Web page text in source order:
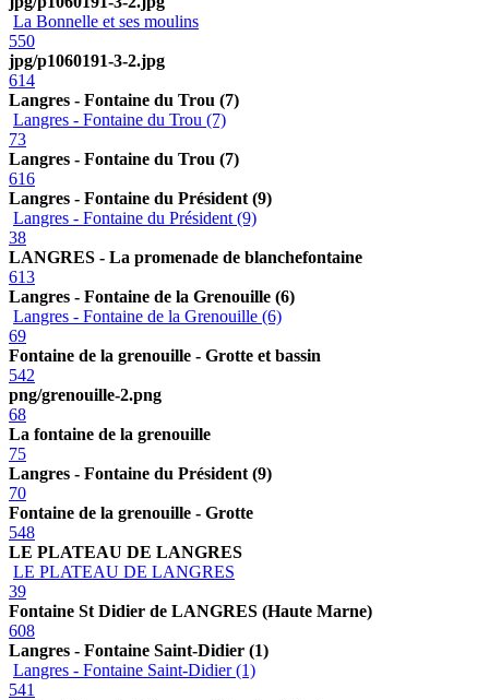
La Bonnelle et ses moulins
550
jpg/p1060191-3-2.jpg
614
Langres - Fontaine du Trou (7)
Langres - Fontaine du Trou (7)
73
Langres - Fontaine du Trou (7)
616
Langres - Fontaine du Président (9)
Langres - Fontaine du Président (9)
38
LANGRES - La promenade de blanchefontaine
613
Langres - Fontaine de la Grenouille (6)
Langres - Fontaine de la Grenouille (6)
69
Fontaine de la grenouille - Grotte et bassin
542
png/grenouille-2.png
68
La fontaine de la grenouille
75
Langres - Fontaine du Président (9)
70
Fontaine de la grenouille - Grotte
548
LE PLATEAU DE LANGRES
LE PLATEAU DE LANGRES
39
Fontaine St Didier de LANGRES (Haute Marne)
608
Langres - Fontaine Saint-Didier (1)
Langres - Fontaine Saint-Didier (1)
541